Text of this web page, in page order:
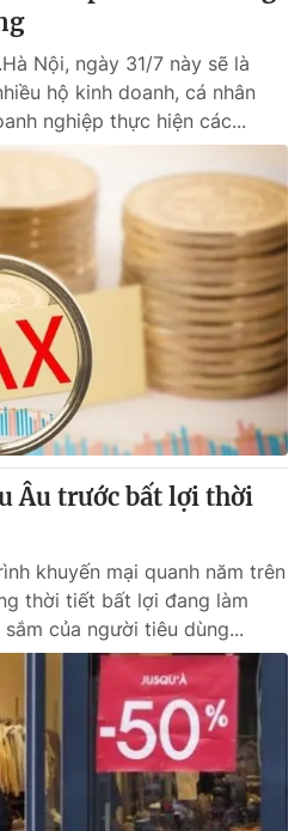
Nội, ngày 31/7 này sẽ là
hộ kinh doanh, cá nhân
nghiệp thực hiện các...
Âu trước bất lợi thời
khuyến mại quanh năm trên
thời tiết bất lợi đang làm
của người tiêu dùng...